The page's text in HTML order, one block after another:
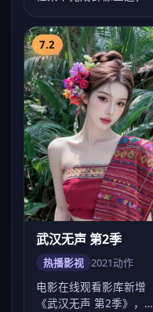
2020年9月1…
7.2
武汉无声 第2季
热播影视 2021动作
电影在线观看影库新增
《武汉无声 第2季》，动